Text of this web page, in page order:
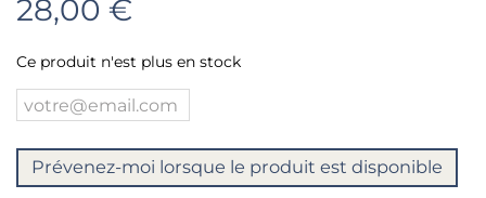
28,00 €
Ce produit n'est plus en stock
Prévenez-moi lorsque le produit est disponible